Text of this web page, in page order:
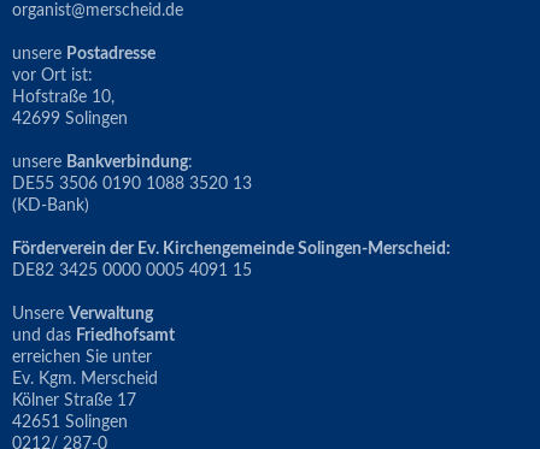
organist@merscheid.de
unsere Postadresse
vor Ort ist:
Hofstraße 10,
42699 Solingen
unsere Bankverbindung:
DE55 3506 0190 1088 3520 13
(KD-Bank)
Förderverein der Ev. Kirchengemeinde Solingen-Merscheid:
DE82 3425 0000 0005 4091 15
Unsere Verwaltung
und das Friedhofsamt
erreichen Sie unter
Ev. Kgm. Merscheid
Kölner Straße 17
42651 Solingen
0212/ 287-0